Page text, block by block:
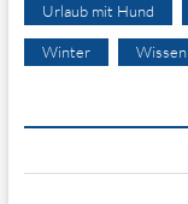
Urlaub mit Hund
Winter Wissen